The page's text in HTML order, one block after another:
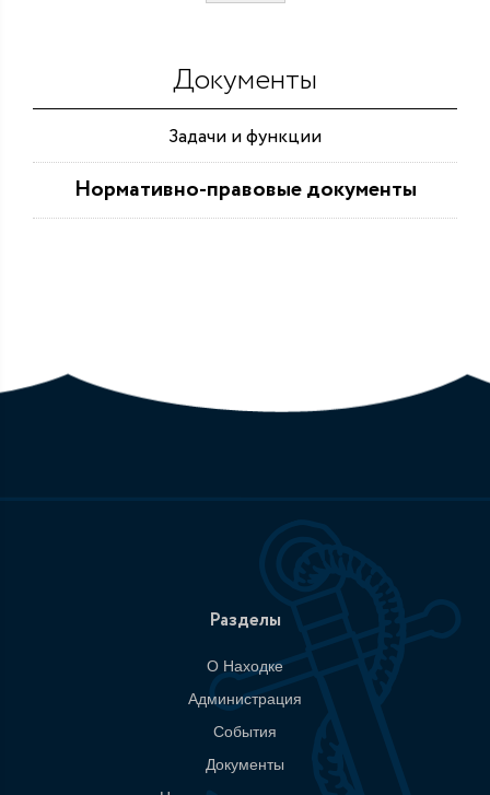
Документы
Задачи и функции
Нормативно-правовые документы
Разделы
О Находке
Администрация
События
Документы